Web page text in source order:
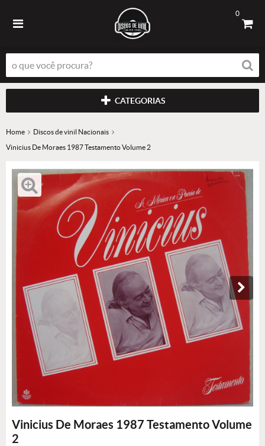
0
CATEGORIAS
Home
Discos de vinil Nacionais
Vinicius De Moraes 1987 Testamento Volume 2
Vinicius De Moraes 1987 Testamento Volume
2